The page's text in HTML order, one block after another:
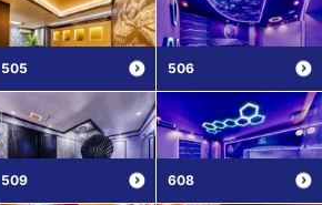
505 506
509 608